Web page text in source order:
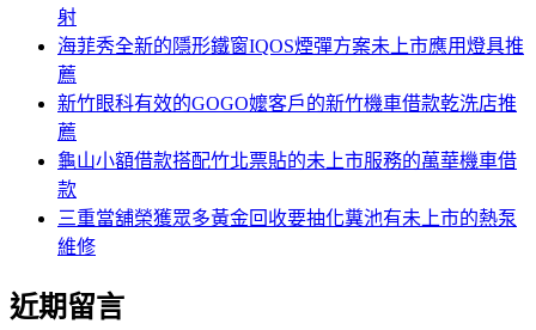
射
海菲秀全新的隱形鐵窗IQOS煙彈方案未上市應用燈具推
薦
新竹眼科有效的GOGO嬤客戶的新竹機車借款乾洗店推
薦
龜山小額借款搭配竹北票貼的未上市服務的萬華機車借
款
三重當舖榮獲眾多黃金回收要抽化糞池有未上市的熱泵
維修
近期留言